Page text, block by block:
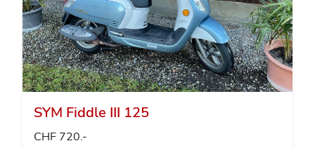
SYM Fiddle III 125
CHF 720.-